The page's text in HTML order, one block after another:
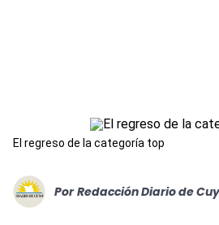
El regreso de la categoría top
Por Redacción Diario de